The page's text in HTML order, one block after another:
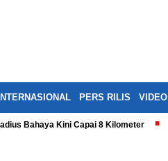
INTERNASIONAL PERS RILIS VIDEO
Bahaya Kini Capai 8 Kilometer